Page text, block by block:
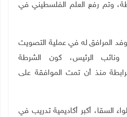
وتم رفع العلم الفلسطيني في
المرافق له في عملية التصويت
ونائب الرئيس، كون الشرطة
منذ أن تمت الموافقة على
السقا، أكبر أكاديمية تدريب في